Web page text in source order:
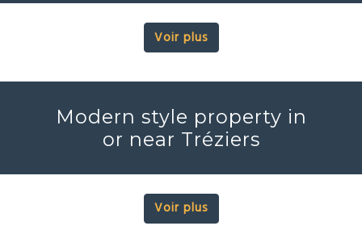
Voir plus
Modern style property in
or near Tréziers
Voir plus